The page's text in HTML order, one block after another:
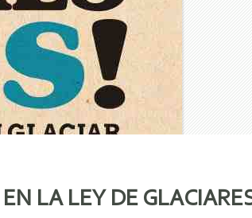
LA LEY DE